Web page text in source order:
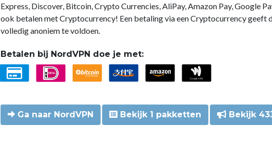
Express, Discover, Bitcoin, Crypto Currencies, AliPay, Amazon Pay, Google
ook betalen met Cryptocurrency! Een betaling via een Cryptocurrency geeft
volledig anoniem te voldoen.
Betalen bij NordVPN doe je met:
Ga naar NordVPN Bekijk 1 pakketten Bekijk